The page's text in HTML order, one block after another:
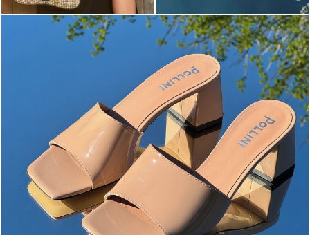
The most-wanted mules and sandals are now on sale. ...